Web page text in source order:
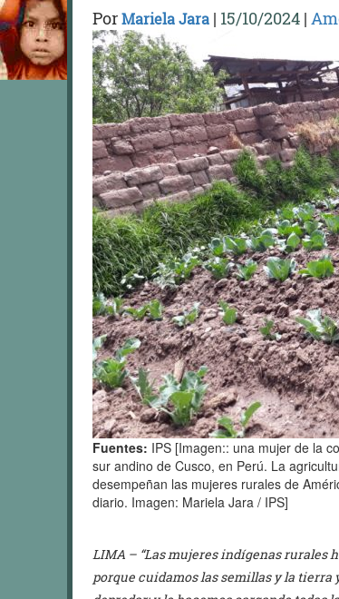
PorMariela Jara | 15/10/2024 |
Fuentes: IPS [Imagen:: una mujer de la
sur andino de Cusco, en Perú. La
desempeñan las mujeres rurales de
diario. Imagen: Mariela Jara / IPS]
LIMA – “Las mujeres indígenas rurales
porque cuidamos las semillas y la